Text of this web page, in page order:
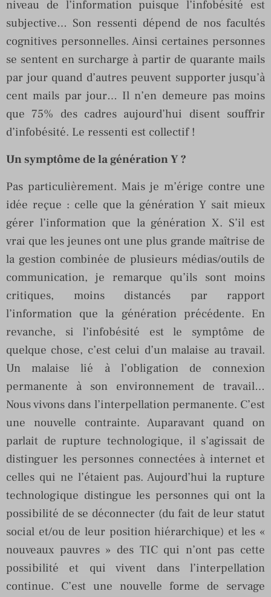
niveau de l’information puisque l’infobésité est
subjective… Son ressenti dépend de nos facultés
cognitives personnelles. Ainsi certaines personnes
se sentent en surcharge à partir de quarante mails
par jour quand d’autres peuvent supporter jusqu’à
cent mails par jour… Il n’en demeure pas moins
que 75% des cadres aujourd’hui disent souffrir
d’infobésité. Le ressenti est collectif !
Un symptôme de la génération Y ?
Pas particulièrement. Mais je m’érige contre une
idée reçue : celle que la génération Y sait mieux
gérer l’information que la génération X. S’il est
vrai que les jeunes ont une plus grande maîtrise de
la gestion combinée de plusieurs médias/outils de
communication, je remarque qu’ils sont moins
critiques, moins distancés par rapport
l’information que la génération précédente. En
revanche, si l’infobésité est le symptôme de
quelque chose, c’est celui d’un malaise au travail.
Un malaise lié à l’obligation de connexion
permanente à son environnement de travail…
Nous vivons dans l’interpellation permanente. C’est
une nouvelle contrainte. Auparavant quand on
parlait de rupture technologique, il s’agissait de
distinguer les personnes connectées à internet et
celles qui ne l’étaient pas. Aujourd’hui la rupture
technologique distingue les personnes qui ont la
possibilité de se déconnecter (du fait de leur statut
social et/ou de leur position hiérarchique) et les «
nouveaux pauvres » des TIC qui n’ont pas cette
possibilité et qui vivent dans l’interpellation
continue. C’est une nouvelle forme de servage